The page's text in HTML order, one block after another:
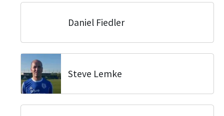
Daniel Fiedler
Steve Lemke